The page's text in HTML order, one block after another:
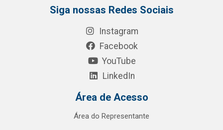
Siga nossas Redes Sociais
Instagram
Facebook
YouTube
LinkedIn
Área de Acesso
Área do Representante